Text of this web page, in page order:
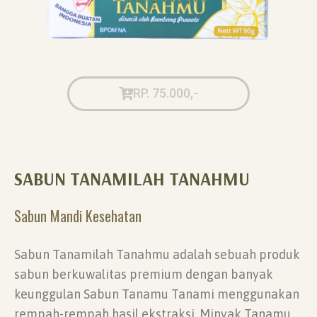
RP. 75.000,-
SABUN TANAMILAH TANAHMU
Sabun Mandi Kesehatan
Sabun Tanamilah Tanahmu adalah sebuah produk
sabun berkuwalitas premium dengan banyak
keunggulan Sabun Tanamu Tanami menggunakan
rempah-rempah hasil ekstraksi. Minyak Tanamu